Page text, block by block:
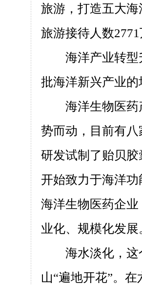
旅游，打造五大
旅游接待人数2771
海洋产业转
批海洋新兴产业的
海洋生物医
势而动，目前有
研发试制了贻贝
开始致力于海洋
海洋生物医药企
业化、规模化发展
海水淡化，
山“遍地开花”。